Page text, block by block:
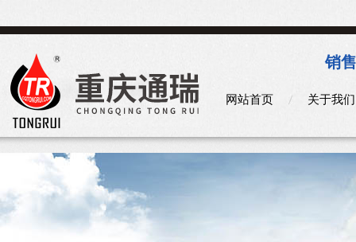
销
网站首页 关于我们